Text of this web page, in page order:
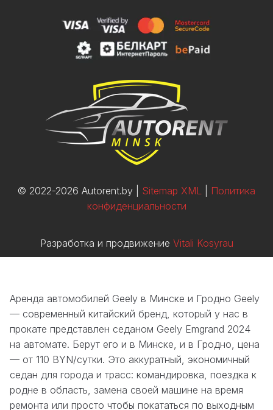
© 2022-2026 Autorent.by | Sitemap XML
Политика
конфиденциальности
Разработка и продвижение Vitali Kosyrau
Аренда автомобилей Geely в Минске и Гродно Geely
— современный китайский бренд, который у нас в
прокате представлен седаном Geely Emgrand 2024
на автомате. Берут его и в Минске, и в Гродно, цена
— от 110 BYN/сутки. Это аккуратный, экономичный
седан для города и трасс: командировка, поездка к
родне в область, замена своей машине на время
ремонта или просто чтобы покататься по выходным